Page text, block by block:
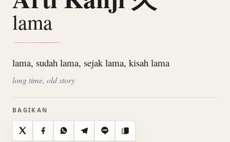
lama
lama, sudah lama, sejak lama, kisah lama
long time, old story
BAGIKAN
X FacebookWhatsAppTelegramLine Salin